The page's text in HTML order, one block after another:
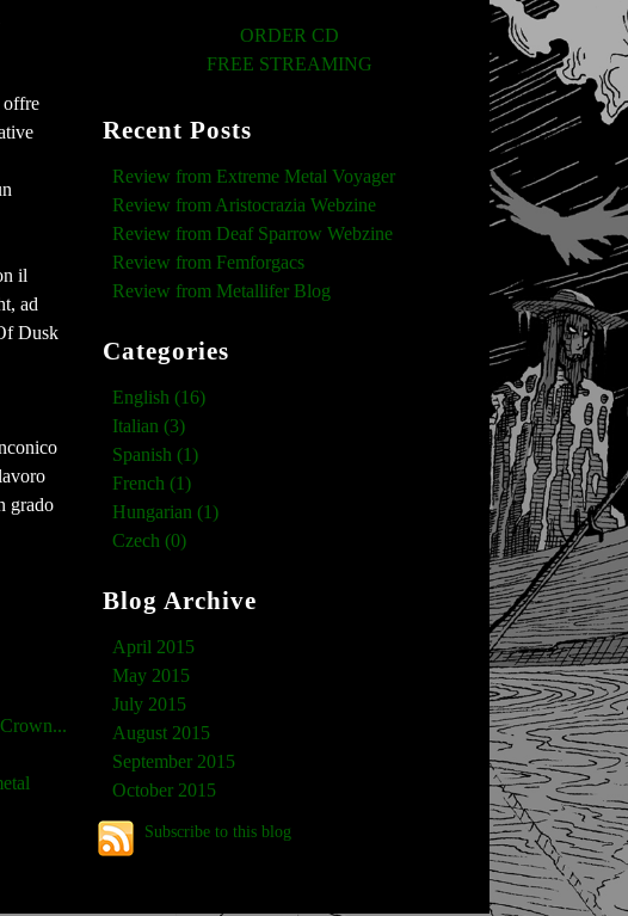
offre
il
ad
Dusk
grado
ORDER CD
FREE STREAMING
Recent Posts
Review from Extreme Metal Voyager
Review from Aristocrazia Webzine
Review from Deaf Sparrow Webzine
Review from Femforgacs
Review from Metallifer Blog
Categories
English (16)
Italian (3)
Spanish (1)
French (1)
Hungarian (1)
Czech (0)
Blog Archive
April 2015
May 2015
July 2015
August 2015
September 2015
October 2015
Subscribe to this blog